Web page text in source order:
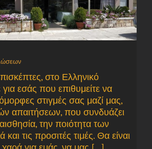
στο Ελληνικό
εσάς που επιθυμείτε να
όμορφες στιγμές σας μαζί μας,
απαιτήσεων, που συνδυάζει
την ποιότητα των
τις προσιτές τιμές. Θα είναι